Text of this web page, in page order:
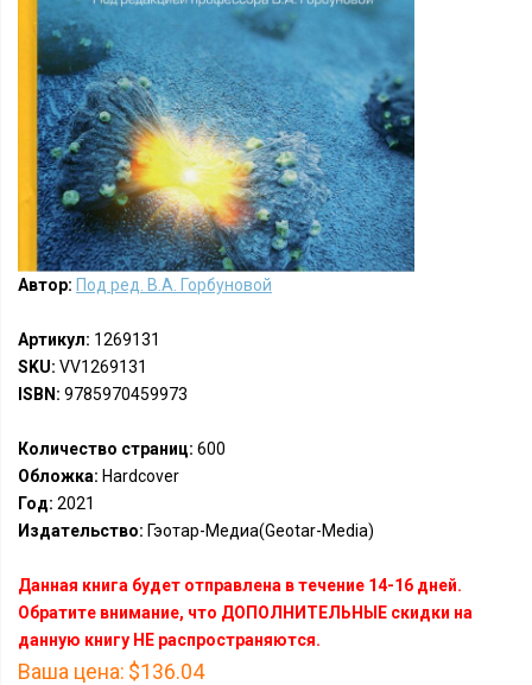
Автор: Под ред. В.А. Горбуновой
Артикул: 1269131
SKU: VV1269131
ISBN: 9785970459973
Количество страниц: 600
Обложка: Hardcover
Год: 2021
Издательство: Гэотар-Медиа(Geotar-Media)
Данная книга будет отправлена в течение 14-16 дней.
Обратите внимание, что ДОПОЛНИТЕЛЬНЫЕ скидки на
данную книгу НЕ распространяются.
Ваша цена: $136.04